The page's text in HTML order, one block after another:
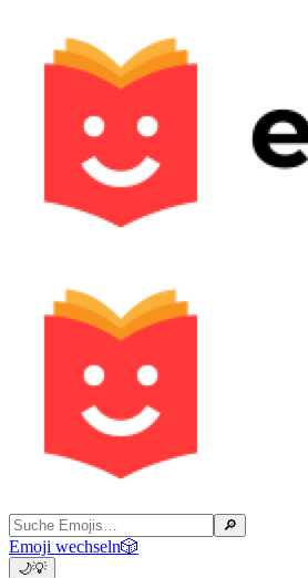
🔎
Emoji wechseln🎲
🌙💡